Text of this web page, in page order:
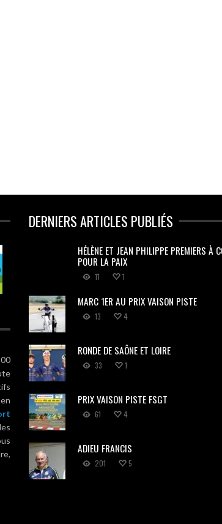
DERNIERS ARTICLES PUBLIÉS
HÉLÈNE ET JEAN PHILIPPE PREMIERS À
POUR LA PAIX
11 1
MARC 1ER AU PRIX VAISON PISTE
13 4
RONDE DE SAÔNE ET LOIRE
33 1
PRIX VAISON PISTE FSGT
61 4
ADIEU FRANCIS
201 5